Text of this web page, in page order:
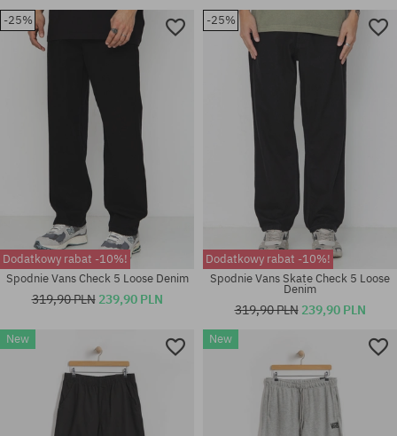
Dostępne rozmiary:
S; M; L; XL
Dostępne rozmiary:
31X32; 32X32; 33X32; 34X32
Dostępne rozmiary:
Dostępne rozmiary:
33X32; 34X32; 34X34; 36X32;
-25%
Dodatkowy rabat -10%!
Spodnie Vans Check 5 Loose Denim
319,90 PLN 239,90 PLN
-25%
Dodatkowy rabat -10%!
Spodnie Vans Skate Check 5 Loose
Denim
319,90 PLN 239,90 PLN
New New